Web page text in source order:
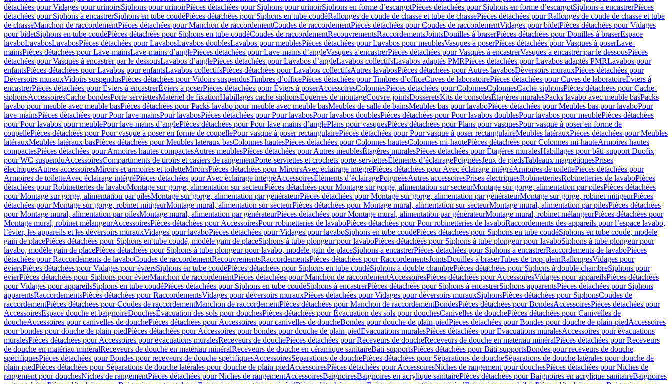
détachées pour Vidages pour urinoirsSiphons pour urinoirPièces détachées pour Siphons pour urinoirSiphons en forme d’escargotPièces détachées pour Siphons en forme d’escargotSiphons à encastrerPièces
détachées pour Siphons à encastrerSiphons en tube coudéPièces détachées pour Siphons en tube coudéRallonges de coude de chasse et tube de chassePièces détachées pour Rallonges de coude de chasse et tube
de chasseManchon de raccordementPièces détachées pour Manchon de raccordementCoudes de raccordementPièces détachées pour Coudes de raccordementVidages pour bidetPièces détachées pour Vidages
pour bidetSiphons en tube coudéPièces détachées pour Siphons en tube coudéCoudes de raccordementRecouvrementsRaccordementsJointsDouilles à braserPièces détachées pour Douilles à braserEspace
lavaboLavabosLavabosPièces détachées pour LavabosLavabos doublesLavabos pour meublesPièces détachées pour Lavabos pour meublesVasques à poserPièces détachées pour Vasques à poserLave-
mainsPièces détachées pour Lave-mainsLave-mains d’anglePièces détachées pour Lave-mains d’angleVasques à encastrerPièces détachées pour Vasques à encastrerVasques à encastrer par le dessousPièces
détachées pour Vasques à encastrer par le dessousLavabos d’anglePièces détachées pour Lavabos d’angleLavabos collectifsLavabos adaptés PMRPièces détachées pour Lavabos adaptés PMRLavabos pour
enfantsPièces détachées pour Lavabos pour enfantsLavabos collectifsPièces détachées pour Lavabos collectifsAutres lavabosPièces détachées pour Autres lavabosDéversoirs murauxPièces détachées pour
Déversoirs murauxVidoirs suspendusPièces détachées pour Vidoirs suspendusTimbres dʼofficePièces détachées pour Timbres dʼofficeCuves de laboratoirePièces détachées pour Cuves de laboratoireÉviers à
encastrerPièces détachées pour Éviers à encastrerÉviers à poserPièces détachées pour Éviers à poserAccessoiresColonnesPièces détachées pour ColonnesColonnesCache-siphonsPièces détachées pour Cache-
siphonsAccessoiresCache-bondesPorte-serviettesMatériel de fixationHabillages cache-siphonsEquerres de montageCouvre-jointsDosseretsKits de consolesÉtagères muralesPacks lavabo avec meuble basPacks
lavabo pour meuble avec meuble basPièces détachées pour Packs lavabo pour meuble avec meuble basMeubles de salle de bainsMeubles bas pour lavaboPièces détachées pour Meubles bas pour lavaboPour
lave-mainsPièces détachées pour Pour lave-mainsPour lavabosPièces détachées pour Pour lavabosPour lavabos doublesPièces détachées pour Pour lavabos doublesPour lavabos pour meublePièces détachées
pour Pour lavabos pour meublePour lave-mains d’anglePièces détachées pour Pour lave-mains d’anglePlans pour vasquesPièces détachées pour Plans pour vasquesPour vasque à poser en forme de
coupellePièces détachées pour Pour vasque à poser en forme de coupellePour vasque à poser rectangulairePièces détachées pour Pour vasque à poser rectangulaireMeubles latérauxPièces détachées pour Meubles
latérauxMeubles latéraux basPièces détachées pour Meubles latéraux basColonnes hautesPièces détachées pour Colonnes hautesColonnes mi-hautePièces détachées pour Colonnes mi-hauteArmoires hautes
compactesPièces détachées pour Armoires hautes compactesAutres meublesPièces détachées pour Autres meublesÉtagères muralesPièces détachées pour Étagères muralesHabillages pour bâti-support Duofix
pour WC suspenduAccessoiresCompartiments de tiroirs et casiers de rangementPorte-serviettes et crochets porte-serviettesÉléments d’éclairagePoignéesJeux de piedsTableaux magnétiquesPrises
électriquesAutres accessoiresMiroirs et armoires et toiletteMiroirsPièces détachées pour MiroirsAvec éclairage intégréPièces détachées pour Avec éclairage intégréArmoires de toilettePièces détachées pour
Armoires de toiletteAvec éclairage intégréPièces détachées pour Avec éclairage intégréAccessoiresÉléments d’éclairagePoignéesAutres accessoiresPrises électriquesRobinetteriesRobinetteries de lavaboPièces
détachées pour Robinetteries de lavaboMontage sur gorge, alimentation sur secteurPièces détachées pour Montage sur gorge, alimentation sur secteurMontage sur gorge, alimentation par pilesPièces détachées
pour Montage sur gorge, alimentation par pilesMontage sur gorge, alimentation par générateurPièces détachées pour Montage sur gorge, alimentation par générateurMontage sur gorge, robinet mitigeurPièces
détachées pour Montage sur gorge, robinet mitigeurMontage mural, alimentation sur secteurPièces détachées pour Montage mural, alimentation sur secteurMontage mural, alimentation par pilesPièces détachées
pour Montage mural, alimentation par pilesMontage mural, alimentation par générateurPièces détachées pour Montage mural, alimentation par générateurMontage mural, robinet mélangeurPièces détachées pour
Montage mural, robinet mélangeurAccessoiresPièces détachées pour AccessoiresPour robinetteries de lavaboPièces détachées pour Pour robinetteries de lavaboRaccordements des appareils pour l’espace lavabo,
l’évier, les appareils et les déversoirs murauxVidages pour lavaboPièces détachées pour Vidages pour lavaboSiphons en tube coudéPièces détachées pour Siphons en tube coudéSiphons en tube coudé, modèle
gain de placePièces détachées pour Siphons en tube coudé, modèle gain de placeSiphons à tube plongeur pour lavaboPièces détachées pour Siphons à tube plongeur pour lavaboSiphons à tube plongeur pour
lavabo, modèle gain de placePièces détachées pour Siphons à tube plongeur pour lavabo, modèle gain de placeSiphons à encastrerPièces détachées pour Siphons à encastrerRaccordements de lavaboPièces
détachées pour Raccordements de lavaboCoudes de raccordementRecouvrementsRaccordementsPièces détachées pour RaccordementsJointsDouilles à braserTubes de trop-pleinRallongesVidages pour
éviersPièces détachées pour Vidages pour éviersSiphons en tube coudéPièces détachées pour Siphons en tube coudéSiphons à double chambrePièces détachées pour Siphons à double chambreSiphons pour
évierPièces détachées pour Siphons pour évierManchon de raccordementPièces détachées pour Manchon de raccordementAccessoiresPièces détachées pour AccessoiresVidages pour appareilsPièces détachées
pour Vidages pour appareilsSiphons en tube coudéPièces détachées pour Siphons en tube coudéSiphons à encastrerPièces détachées pour Siphons à encastrerSiphons apparentsPièces détachées pour Siphons
apparentsRaccordementsPièces détachées pour RaccordementsVidages pour déversoirs murauxPièces détachées pour Vidages pour déversoirs murauxSiphonsPièces détachées pour SiphonsCoudes de
raccordementPièces détachées pour Coudes de raccordementManchon de raccordementPièces détachées pour Manchon de raccordementBondesPièces détachées pour BondesAccessoiresPièces détachées pour
AccessoiresEspace douche et baignoireDouchesÉvacuation des sols pour douchesPièces détachées pour Évacuation des sols pour douchesCanivelles de douchePièces détachées pour Canivelles de
doucheAccessoires pour canivelles de douchePièces détachées pour Accessoires pour canivelles de doucheBondes pour douche de plain-piedPièces détachées pour Bondes pour douche de plain-piedAccessoires
pour bondes pour douche de plain-piedPièces détachées pour Accessoires pour bondes pour douche de plain-piedEvacuations muralesPièces détachées pour Evacuations muralesAccessoires pour évacuations
muralesPièces détachées pour Accessoires pour évacuations muralesReceveurs de douchePièces détachées pour Receveurs de doucheReceveurs de douche en matériau minéralPièces détachées pour Receveurs
de douche en matériau minéralReceveurs de douche en matériau minéralReceveurs de douche en céramique sanitaireBâti-supportsPièces détachées pour Bâti-supportsBondes pour receveurs de douche
spécifiquesPièces détachées pour Bondes pour receveurs de douche spécifiquesAccessoiresSéparations de douchePièces détachées pour Séparations de doucheSéparations de douche latérales pour douche de
plain-piedPièces détachées pour Séparations de douche latérales pour douche de plain-piedAccessoiresPièces détachées pour AccessoiresNiches de rangement pour douchesPièces détachées pour Niches de
rangement pour douchesNiches de rangementPièces détachées pour Niches de rangementAccessoiresBaignoiresBaignoires en acrylique sanitairePièces détachées pour Baignoires en acrylique sanitaireBaignoires